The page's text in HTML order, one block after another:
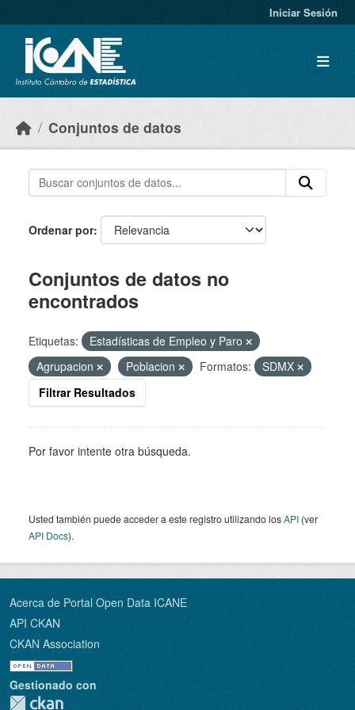
Iniciar Sesión
Conjuntos de datos
Ordenar por
Conjuntos de datos no
encontrados
Etiquetas:
Estadísticas de Empleo y Paro
Agrupacion
Poblacion Formatos:
SDMX
Filtrar Resultados
Por favor intente otra búsqueda.
Usted también puede acceder a este registro utilizando losAPI (ver
API Docs).
Acerca de Portal Open Data ICANE
API CKAN
CKAN Association
Gestionado con